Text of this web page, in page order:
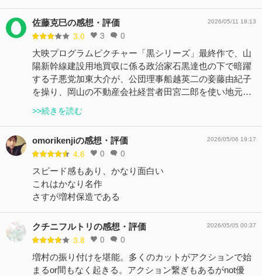
佐藤克巳の感想・評価
3.0 3 0
2026/05/11 18:13
大映プログラムピクチャー「黒シリーズ」最終作で、山
陽新幹線建設用地買収に係る政治家石黒達也の下で暗躍
する子悪党加東大介が、公団理事船越英二の妾藤由紀子
を操り、岡山の不動産会社経営者田宮二郎を使い地元…
>>続きを読む
omorikenjiの感想・評価
4.6 0 0
2026/05/06 19:17
スピード感もあり、かなり面白い
これはかなり名作
さすが増村保造である
クチニフルトリの感想・評価
3.8 0 0
2026/05/05 00:37
増村の振り付けを堪能。多くのカットがアクションで始
まるor間もなく起きる。アクション繋ぎもあるがnot優